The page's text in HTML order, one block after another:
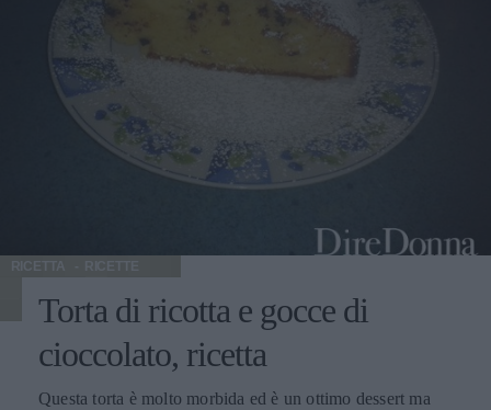
RICETTA
Torta di ricotta e gocce di
cioccolato, ricetta
Questa torta è molto morbida ed è un ottimo dessert ma